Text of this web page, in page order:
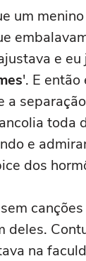
um
e
'. E
a
toda
e
dos
deles.
na